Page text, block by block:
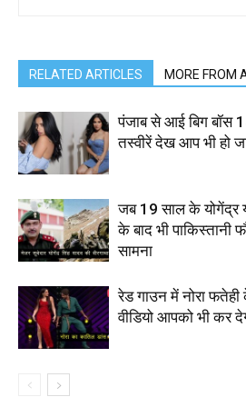
RELATED ARTICLES MORE FROM
पंजाब से आई बिग बॉस
तस्वीरें देख आप भी हो
जब 19 साल के योगेंद्र
के बाद भी
सामना
रेड गाउन में नोरा
वीडियो आपको भी कर